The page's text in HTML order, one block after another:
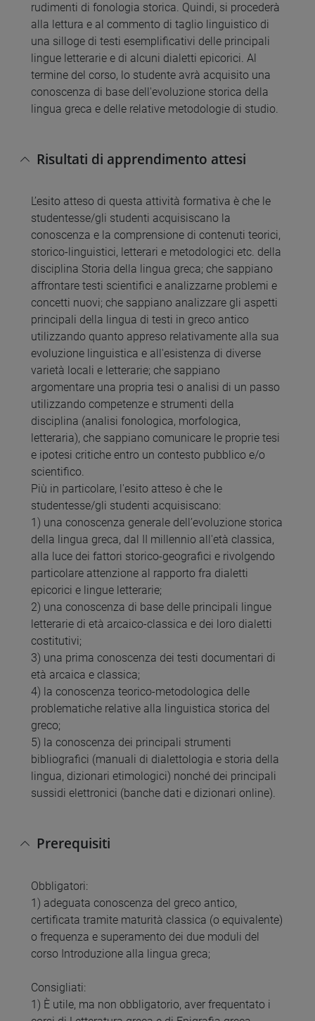
rudimenti di fonologia storica. Quindi, si procederà
alla lettura e al commento di taglio linguistico di
una silloge di testi esemplificativi delle principali
lingue letterarie e di alcuni dialetti epicorici. Al
termine del corso, lo studente avrà acquisito una
conoscenza di base dell'evoluzione storica della
lingua greca e delle relative metodologie di studio.
Risultati di apprendimento attesi
L’esito atteso di questa attività formativa è che le
studentesse/gli studenti acquisiscano la
conoscenza e la comprensione di contenuti teorici,
storico-linguistici, letterari e metodologici etc. della
disciplina Storia della lingua greca; che sappiano
affrontare testi scientifici e analizzarne problemi e
concetti nuovi; che sappiano analizzare gli aspetti
principali della lingua di testi in greco antico
utilizzando quanto appreso relativamente alla sua
evoluzione linguistica e all'esistenza di diverse
varietà locali e letterarie; che sappiano
argomentare una propria tesi o analisi di un passo
utilizzando competenze e strumenti della
disciplina (analisi fonologica, morfologica,
letteraria), che sappiano comunicare le proprie tesi
e ipotesi critiche entro un contesto pubblico e/o
scientifico.
Più in particolare, l'esito atteso è che le
studentesse/gli studenti acquisiscano:
1) una conoscenza generale dell’evoluzione storica
della lingua greca, dal II millennio all'età classica,
alla luce dei fattori storico-geografici e rivolgendo
particolare attenzione al rapporto fra dialetti
epicorici e lingue letterarie;
2) una conoscenza di base delle principali lingue
letterarie di età arcaico-classica e dei loro dialetti
costitutivi;
3) una prima conoscenza dei testi documentari di
età arcaica e classica;
4) la conoscenza teorico-metodologica delle
problematiche relative alla linguistica storica del
greco;
5) la conoscenza dei principali strumenti
bibliografici (manuali di dialettologia e storia della
lingua, dizionari etimologici) nonché dei principali
sussidi elettronici (banche dati e dizionari online).
Prerequisiti
Obbligatori:
1) adeguata conoscenza del greco antico,
certificata tramite maturità classica (o equivalente)
o frequenza e superamento dei due moduli del
corso Introduzione alla lingua greca;
Consigliati:
1) È utile, ma non obbligatorio, aver frequentato i